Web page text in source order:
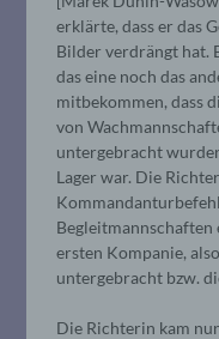
erklärte, dass er das
Bilder verdrängt hat.
das eine noch das
mitbekommen, dass
von
untergebracht
Lager war. Die
Begleitmannschaften
ersten Kompanie,
untergebracht bzw.
Die Richterin kam